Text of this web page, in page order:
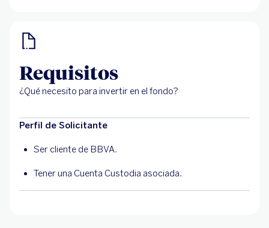
Requisitos
¿Qué necesito para invertir en el fondo?
Perfil de Solicitante
Ser cliente de BBVA.
Tener una Cuenta Custodia asociada.